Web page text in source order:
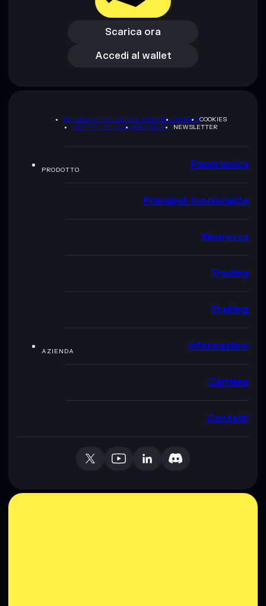
Scarica ora
Scarica ora
Accedi al wallet
Accedi al wallet
INFORMATIVA SULLA PRIVACYTERMSCOOKIES
MAPPA DEL SITOBRAND KITNEWSLETTER
PRODOTTO Panoramica
Principali funzionalità
Sicurezza
Trading
Staking
AZIENDA Informazioni
Carriere
Contatti